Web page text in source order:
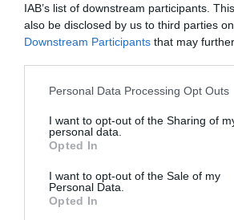
IAB’s list of downstream participants.
also be disclosed by us to third parties
Downstream Participants that may
Personal Data Processing Opt Outs
I want to opt-out of the Sharing of
personal data.
Opted In
I want to opt-out of the Sale of my
Personal Data.
Opted In
La venta online
de uso humano:
Récord de